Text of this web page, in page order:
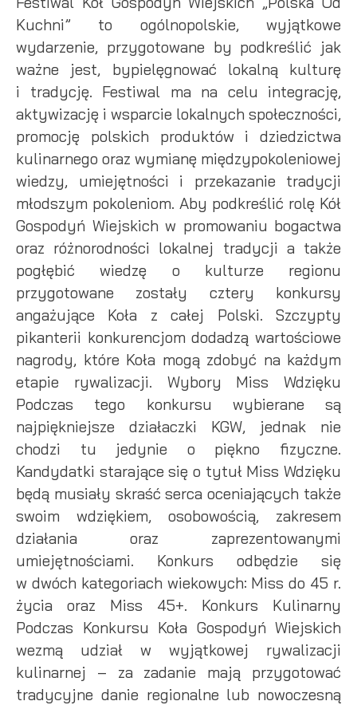
Kuchni” to ogólnopolskie, wyjątkowe
wydarzenie, przygotowane by podkreślić jak
ważne jest, bypielęgnować lokalną kulturę
i tradycję. Festiwal ma na celu integrację,
aktywizację i wsparcie lokalnych społeczności,
promocję polskich produktów i dziedzictwa
kulinarnego oraz wymianę międzypokoleniowej
wiedzy, umiejętności i przekazanie tradycji
młodszym pokoleniom. Aby podkreślić rolę Kół
Gospodyń Wiejskich w promowaniu bogactwa
oraz różnorodności lokalnej tradycji a także
pogłębić wiedzę o kulturze regionu
przygotowane zostały cztery konkursy
angażujące Koła z całej Polski. Szczypty
pikanterii konkurencjom dodadzą wartościowe
nagrody, które Koła mogą zdobyć na każdym
etapie rywalizacji. Wybory Miss Wdzięku
Podczas tego konkursu wybierane są
najpiękniejsze działaczki KGW, jednak nie
chodzi tu jedynie o piękno fizyczne.
Kandydatki starające się o tytuł Miss Wdzięku
będą musiały skraść serca oceniających także
swoim wdziękiem, osobowością, zakresem
działania oraz zaprezentowanymi
umiejętnościami. Konkurs odbędzie się
w dwóch kategoriach wiekowych: Miss do 45 r.
życia oraz Miss 45+. Konkurs Kulinarny
Podczas Konkursu Koła Gospodyń Wiejskich
wezmą udział w wyjątkowej rywalizacji
kulinarnej – za zadanie mają przygotować
tradycyjne danie regionalne lub nowoczesną
internetowej. Treści promocyjne mogą pojawić się na stronach
podmiotów trzecich lub firm będących naszymi partnerami
oraz innych dostawców usług. Firmy te działają w charakterze
pośredników prezentujących nasze treści w postaci
wiadomości, ofert, komunikatów mediów społecznościowych.